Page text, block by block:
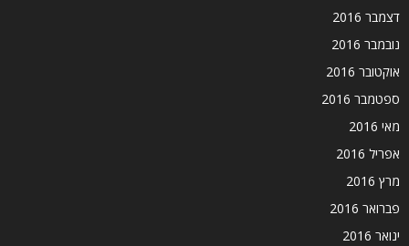
דצמבר 2016
נובמבר 2016
אוקטובר 2016
ספטמבר 2016
מאי 2016
אפריל 2016
מרץ 2016
פברואר 2016
ינואר 2016